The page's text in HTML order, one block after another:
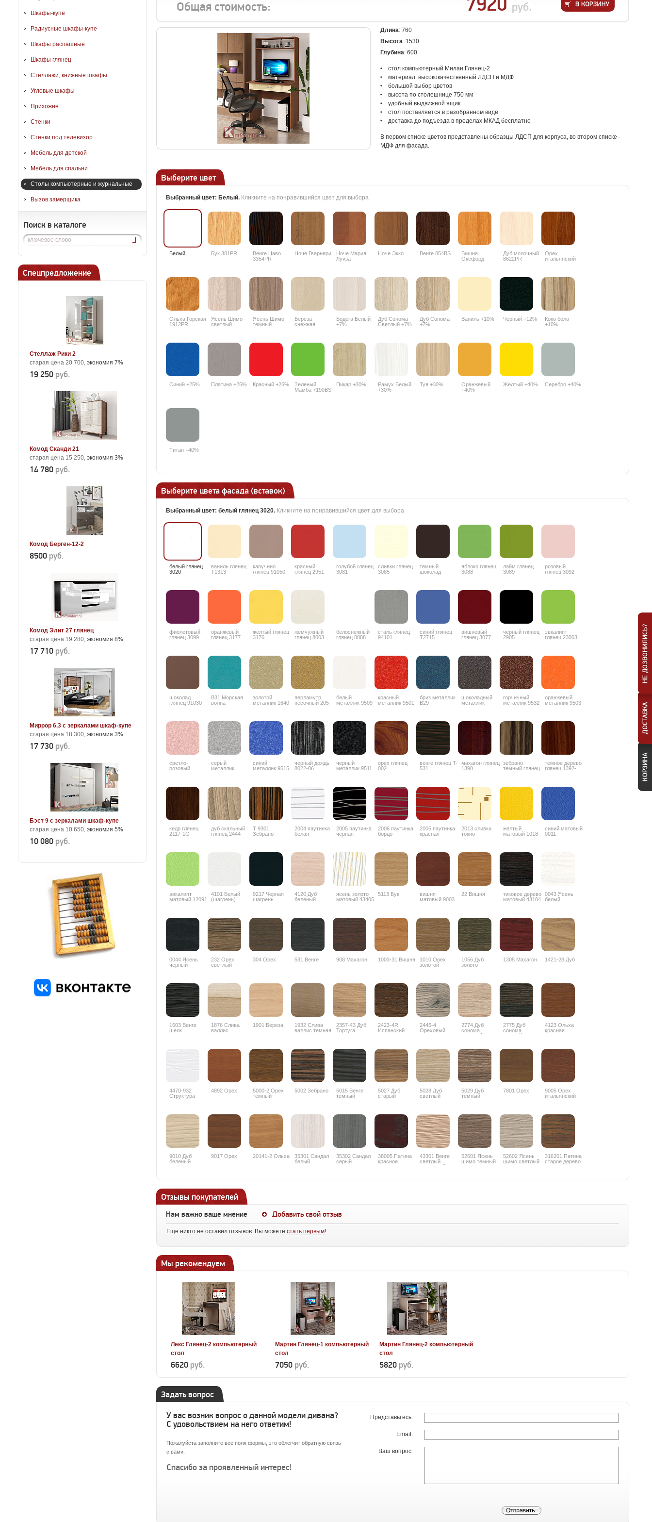
Шкафы-купе
Радиусные шкафы-купе
Шкафы распашные
Шкафы глянец
Стеллажи, книжные шкафы
Угловые шкафы
Прихожие
Стенки
Стенки под телевизор
Мебель для детской
Мебель для спальни
Столы компьютерные и журнальные
Вызов замерщика
Поиск в каталоге
Спецпредложение
Стеллаж Рики 2
старая цена 20 700, экономия 7%
19 250 руб.
Комод Сканди 21
старая цена 15 250, экономия 3%
14 780 руб.
Комод Берген-12-2
8500 руб.
Комод Элит 27 глянец
старая цена 19 280, экономия 8%
17 710 руб.
Миррор 6.3 с зеркалами шкаф-купе
старая цена 18 300, экономия 3%
17 730 руб.
Бэст 9 с зеркалами шкаф-купе
старая цена 10 650, экономия 5%
10 080 руб.
Общая стоимость: руб.
Длина: 760
Высота: 1530
Глубина: 600
стол компьютерный Милан Глянец-2
материал: высококачественный ЛДСП и МДФ
большой выбор цветов
высота по столешнице 750 мм
удобный выдвижной ящик
стол поставляется в разобранном виде
доставка до подъезда в пределах МКАД бесплатно
В первом списке цветов представлены образцы ЛДСП для корпуса, во втором списке -
МДФ для фасада.
Выберите цвет
Выбранный цвет: Белый. Кликните на понравившийся цвет для выбора
Белый Бук 381PR
Венге Цаво
3354PR
Ноче Гварнери
Ноче Мария
Луиза
Ноче Экко Венге 854BS
Вишня
Оксфорд
Дуб молочный
8622PR
Орех
итальянский
Ольха Горская
1912PR
Ясень Шимо
светлый
Ясень Шимо
темный
Береза
снежная
Бодега Белый
+7%
Дуб Сонома
Светлый +7%
Дуб Сонома
+7%
Ваниль +10% Черный +12%
Коко боло
+10%
Синий +25% Платина +25% Красный +25%
Зеленый
Мамба 7190BS
Пикар +30%
Рамух Белый
+30%
Туя +30%
Оранжевый
+40%
Желтый +40% Серебро +40%
Титан +40%
Выберите цвета фасада (вставок)
Выбранный цвет: белый глянец 3020. Кликните на понравившийся цвет для выбора
белый глянец
3020
ваниль глянец
T1313
капучино
глянец 91050
красный
глянец 2951
голубой глянец
3081
сливки глянец
3085
темный
шоколад
яблоко глянец
3088
лайм глянец
3089
розовый
глянец 3092
фиолетовый
глянец 3099
оранжевый
глянец 3177
желтый глянец
3176
жемчужный
глянец 8003
белоснежный
глянец 8888
сталь глянец
94101
синий глянец
T2715
вишневый
глянец 3077
черный глянец
2905
эвкалипт
глянец 23003
шоколад
глянец 91030
В31 Морская
волна
золотой
металлик 1640
перламутр
песочный 205
белый
металлик 9509
красный
металлик 9501
бриз металлик
B29
шоколадный
металлик
горчичный
металлик 9532
оранжевый
металлик 9503
светло-
розовый
серый
металлик
синий
металлик 9515
черный дождь
8022-06
черный
металлик 9511
орех глянец
002
венге глянец T-
531
махагон глянец
1390
зебрано
темный глянец
темное дерево
глянец 1392-
кедр глянец
2117-1G
дуб скальный
глянец 2444-
Т 9301
Зебрано
2004 паутинка
белая
2005 паутинка
черная
2006 паутинка
бордо
2006 паутинка
красная
2013 сливки
токио
желтый
матовый 1018
синий матовый
0011
эвкалипт
матовый 12091
4101 Белый
(шагрень)
9217 Черная
шагрень
4120 Дуб
беленый
ясень золото
матовый 43405
5113 Бук
вишня
матовый 9003
22 Вишня
тиковое дерево
матовый 43104
0043 Ясень
белый
0044 Ясень
черный
232 Орех
светлый
304 Орех 531 Венге 908 Махагон 1003-31 Вишня
1010 Орех
золотой
1056 Дуб
золото
1305 Махагон 1421-28 Дуб
1603 Венге
шелк
1876 Слива
валлис
1901 Береза
1932 Слива
валлис темная
2357-43 Дуб
Тортуга
2423-4R
Испанский
2445-4
Ореховый
2774 Дуб
сонома
светлый
2775 Дуб
сонома
темный
4123 Ольха
красная
4470-932
Структура
дерева белый
4892 Орех
5000-2 Орех
темный
5002 Зебрано
5015 Венге
темный
5027 Дуб
старый
5028 Дуб
светлый
5029 Дуб
темный
7801 Орех
9005 Орех
итальянский
9010 Дуб
беленый
9017 Орех 20141-2 Ольха
35301 Сандал
белый
35302 Сандал
серый
38005 Патина
красное
43301 Венге
светлый
рифленый
52601 Ясень
шимо темный
52602 Ясень
шимо светлый
316201 Патина
старое дерево
Отзывы покупателей
Нам важно ваше мнение Добавить свой отзыв
Еще никто не оставил отзывов. Вы можете стать первым!
Мы рекомендуем
Лекс Глянец-2 компьютерный
стол
6620 руб.
Мартин Глянец-1 компьютерный
стол
7050 руб.
Мартин Глянец-2 компьютерный
стол
5820 руб.
Задать вопрос
У вас возник вопрос о данной модели дивана?
С удовольствием на него ответим!
Пожалуйста заполните все поля формы, это облегчит обратную связь
с вами.
Спасибо за проявленный интерес!
Представьтесь:
Email:
Ваш вопрос: